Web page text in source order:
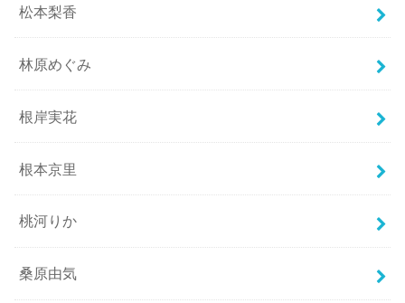
松本梨香
林原めぐみ
根岸実花
根本京里
桃河りか
桑原由気